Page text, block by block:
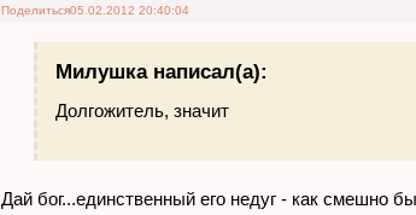
Поделиться05.02.2012 20:40:04
Милушка написал(а):
Долгожитель, значит
Дай бог...единственный его недуг - как смешно